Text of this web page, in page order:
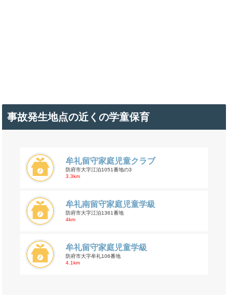
事故発生地点の近くの学童保育
牟礼留守家庭児童クラブ
防府市大字江泊1051番地の3
3.3km
牟礼南留守家庭児童学級
防府市大字江泊1361番地
4km
牟礼留守家庭児童学級
防府市大字牟礼106番地
4.1km